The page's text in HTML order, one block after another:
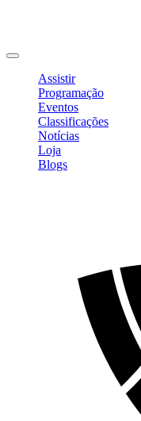
Assistir
Programação
Eventos
Classificações
Notícias
Loja
Blogs